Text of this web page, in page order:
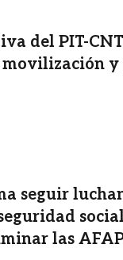
del PIT-
y
seguir
las